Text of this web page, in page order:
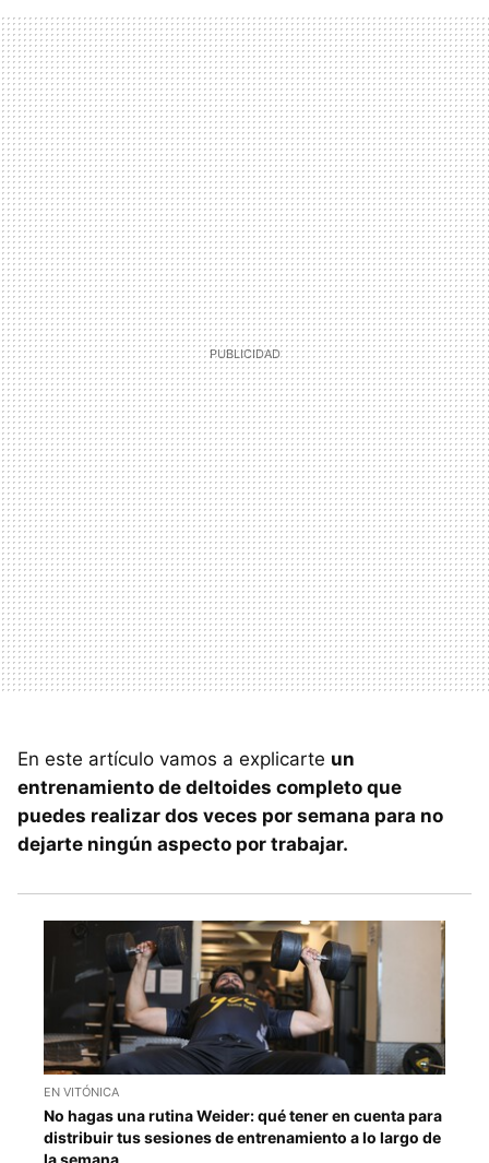
En este artículo vamos a explicarte un
entrenamiento de deltoides completo que
puedes realizar dos veces por semana para no
dejarte ningún aspecto por trabajar.
EN VITÓNICA
No hagas una rutina Weider: qué tener en cuenta para
distribuir tus sesiones de entrenamiento a lo largo de
la semana